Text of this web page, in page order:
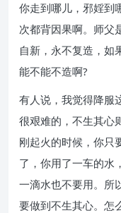
你走到哪儿，邪婬到
次都背因果啊。师父
自新，永不复造，如
能不能不造啊?
有人说，我觉得降服
很艰难的，不生其心
刚起火的时候，你只
了，你用了一车的水
一滴水也不要用。所
要做到不生其心。怎